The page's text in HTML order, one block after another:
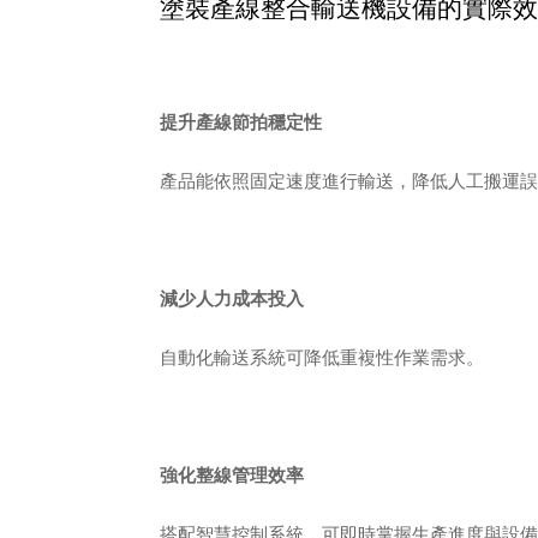
塗裝產線整合輸送機設備的實際
提升產線節拍穩定性
產品能依照固定速度進行輸送，降低人工搬運誤
減少人力成本投入
自動化輸送系統可降低重複性作業需求。
強化整線管理效率